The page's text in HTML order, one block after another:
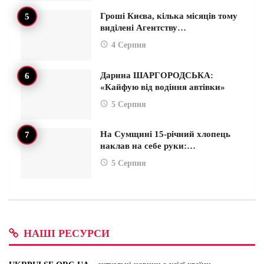
Гроші Києва, кілька місяців тому
виділені Агентству…
4 Серпня
Дарина ШАРГОРОДСЬКА:
«Кайфую від водіння автівки»
5 Серпня
На Сумщині 15-річний хлопець
наклав на себе руки:…
5 Серпня
НАШІ РЕСУРСИ